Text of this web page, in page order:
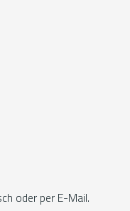
oder per E-Mail.